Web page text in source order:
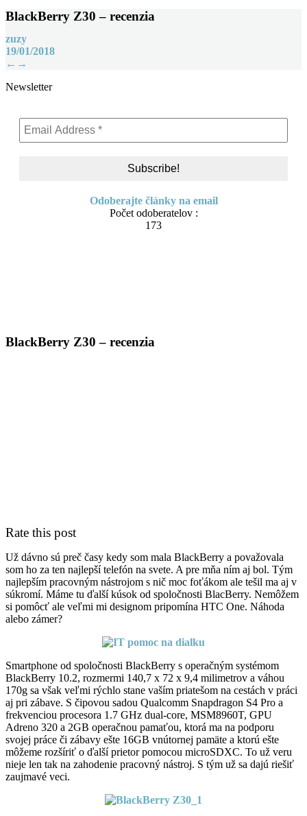
BlackBerry Z30 – recenzia
zuzy
19/01/2018
Post
navigation
← →
Newsletter
Odoberajte články na email
Počet odoberatelov :
173
BlackBerry Z30 – recenzia
Rate this post
Už dávno sú preč časy kedy som mala BlackBerry a považovala
som ho za ten najlepší telefón na svete. A pre mňa ním aj bol. Tým
najlepším pracovným nástrojom s nič moc foťákom ale tešil ma aj v
súkromí. Máme tu ďalší kúsok od spoločnosti BlacBerry. Nemôžem
si pomôcť ale veľmi mi designom pripomína HTC One. Náhoda
alebo zámer?
Smartphone od spoločnosti BlackBerry s operačným systémom
BlackBerry 10.2, rozmermi 140,7 x 72 x 9,4 milimetrov a váhou
170g sa však veľmi rýchlo stane vaším priatešom na cestách v práci
aj pri zábave. S čipovou sadou Qualcomm Snapdragon S4 Pro a
frekvenciou procesora 1.7 GHz dual-core, MSM8960T, GPU
Adreno 320 a 2GB operačnou pamaťou, ktorá ma na podporu
svojej práce či zábavy ešte 16GB vnútornej pamäte a ktorú ešte
môžeme rozšíriť o ďalší prietor pomocou microSDXC. To už veru
nieje len tak na zahodenie pracovný nástroj. S tým už sa dajú riešiť
zaujmavé veci.